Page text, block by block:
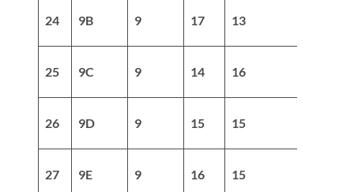
24 9B 9 17 13
25 9C 9 14 16
26 9D 9 15 15
27 9E 9 16 15